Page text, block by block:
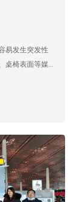
易发生突发性
桌椅表面等媒
长示意图 上
点，随着时间
候车厅等人流
人群通过打喷
毒，病菌将很
面上常见的消
家相关规定，